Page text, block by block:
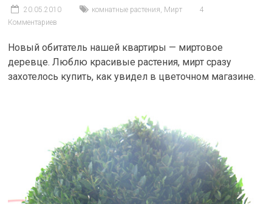
20.05.2010 комнатные растения Мирт
4
Комментариев
Новый обитатель нашей квартиры — миртовое
деревце. Люблю красивые растения, мирт сразу
захотелось купить, как увидел в цветочном магазине.